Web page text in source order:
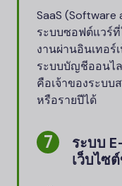
SaaS (Software
ระบบซอฟต์แวร์
งานผ่านอินเทอร์
ระบบบัญชีออนไ
คือเจ้าของระบบ
หรือรายปีได้
ระบบ
เว็บไซ